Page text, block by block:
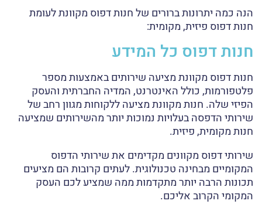
הנה כמה יתרונות ברורים של חנות דפוס מקוונת לעומת
חנות דפוס פיזית, מקומית:
חנות דפוס כל המידע
חנות דפוס מקוונת מציעה שירותים באמצעות מספר
פלטפורמות, כולל האינטרנט, המדיה החברתית והעסק
הפיזי שלה. חנות מקוונת מציעה ללקוחות מגוון רחב של
שירותי הדפסה בעלויות נמוכות יותר מהשירותים שמציעה
חנות מקומית, פיזית.
שירותי דפוס מקוונים מקדימים את שירותי הדפוס
המקומיים מבחינה טכנולוגית. לעתים קרובות הם מציעים
תכונות הרבה יותר מתקדמות ממה שמציע לכם העסק
המקומי הקרוב אליכם.